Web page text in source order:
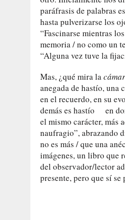
paráfrasis de palabras
hasta pulverizarse los
“Fascinarse mientras
memoria / no como
“Alguna vez tuve la
Mas, ¿qué mira la
anegada de hastío, una
en el recuerdo, en su
demás es hastío en
el mismo carácter,
naufragio”, abrazando
no es más / que una
imágenes, un libro que
del observador/lector
presente, pero que sí